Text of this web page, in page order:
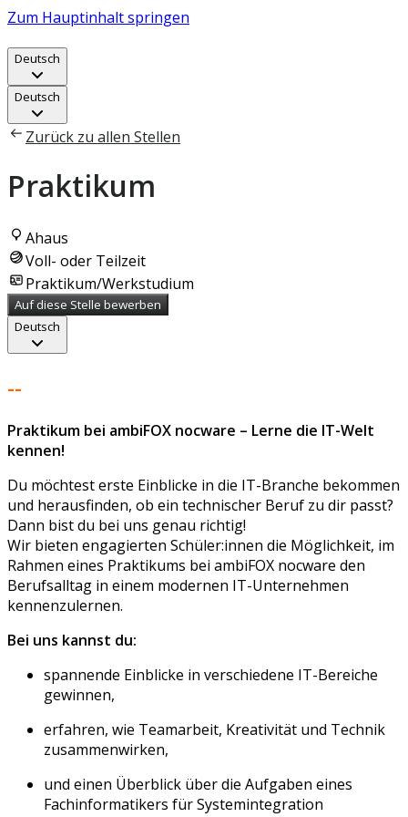
Zum Hauptinhalt springen
Deutsch
Deutsch
Zurück zu allen Stellen
Praktikum
Ahaus
Voll- oder Teilzeit
Praktikum/Werkstudium
Auf diese Stelle bewerben
Deutsch
--
Praktikum bei ambiFOX nocware – Lerne die IT-Welt
kennen!
Du möchtest erste Einblicke in die IT-Branche bekommen
und herausfinden, ob ein technischer Beruf zu dir passt?
Dann bist du bei uns genau richtig!
Wir bieten engagierten Schüler:innen die Möglichkeit, im
Rahmen eines Praktikums bei ambiFOX nocware den
Berufsalltag in einem modernen IT-Unternehmen
kennenzulernen.
Bei uns kannst du:
spannende Einblicke in verschiedene IT-Bereiche
gewinnen,
erfahren, wie Teamarbeit, Kreativität und Technik
zusammenwirken,
und einen Überblick über die Aufgaben eines
Fachinformatikers für Systemintegration